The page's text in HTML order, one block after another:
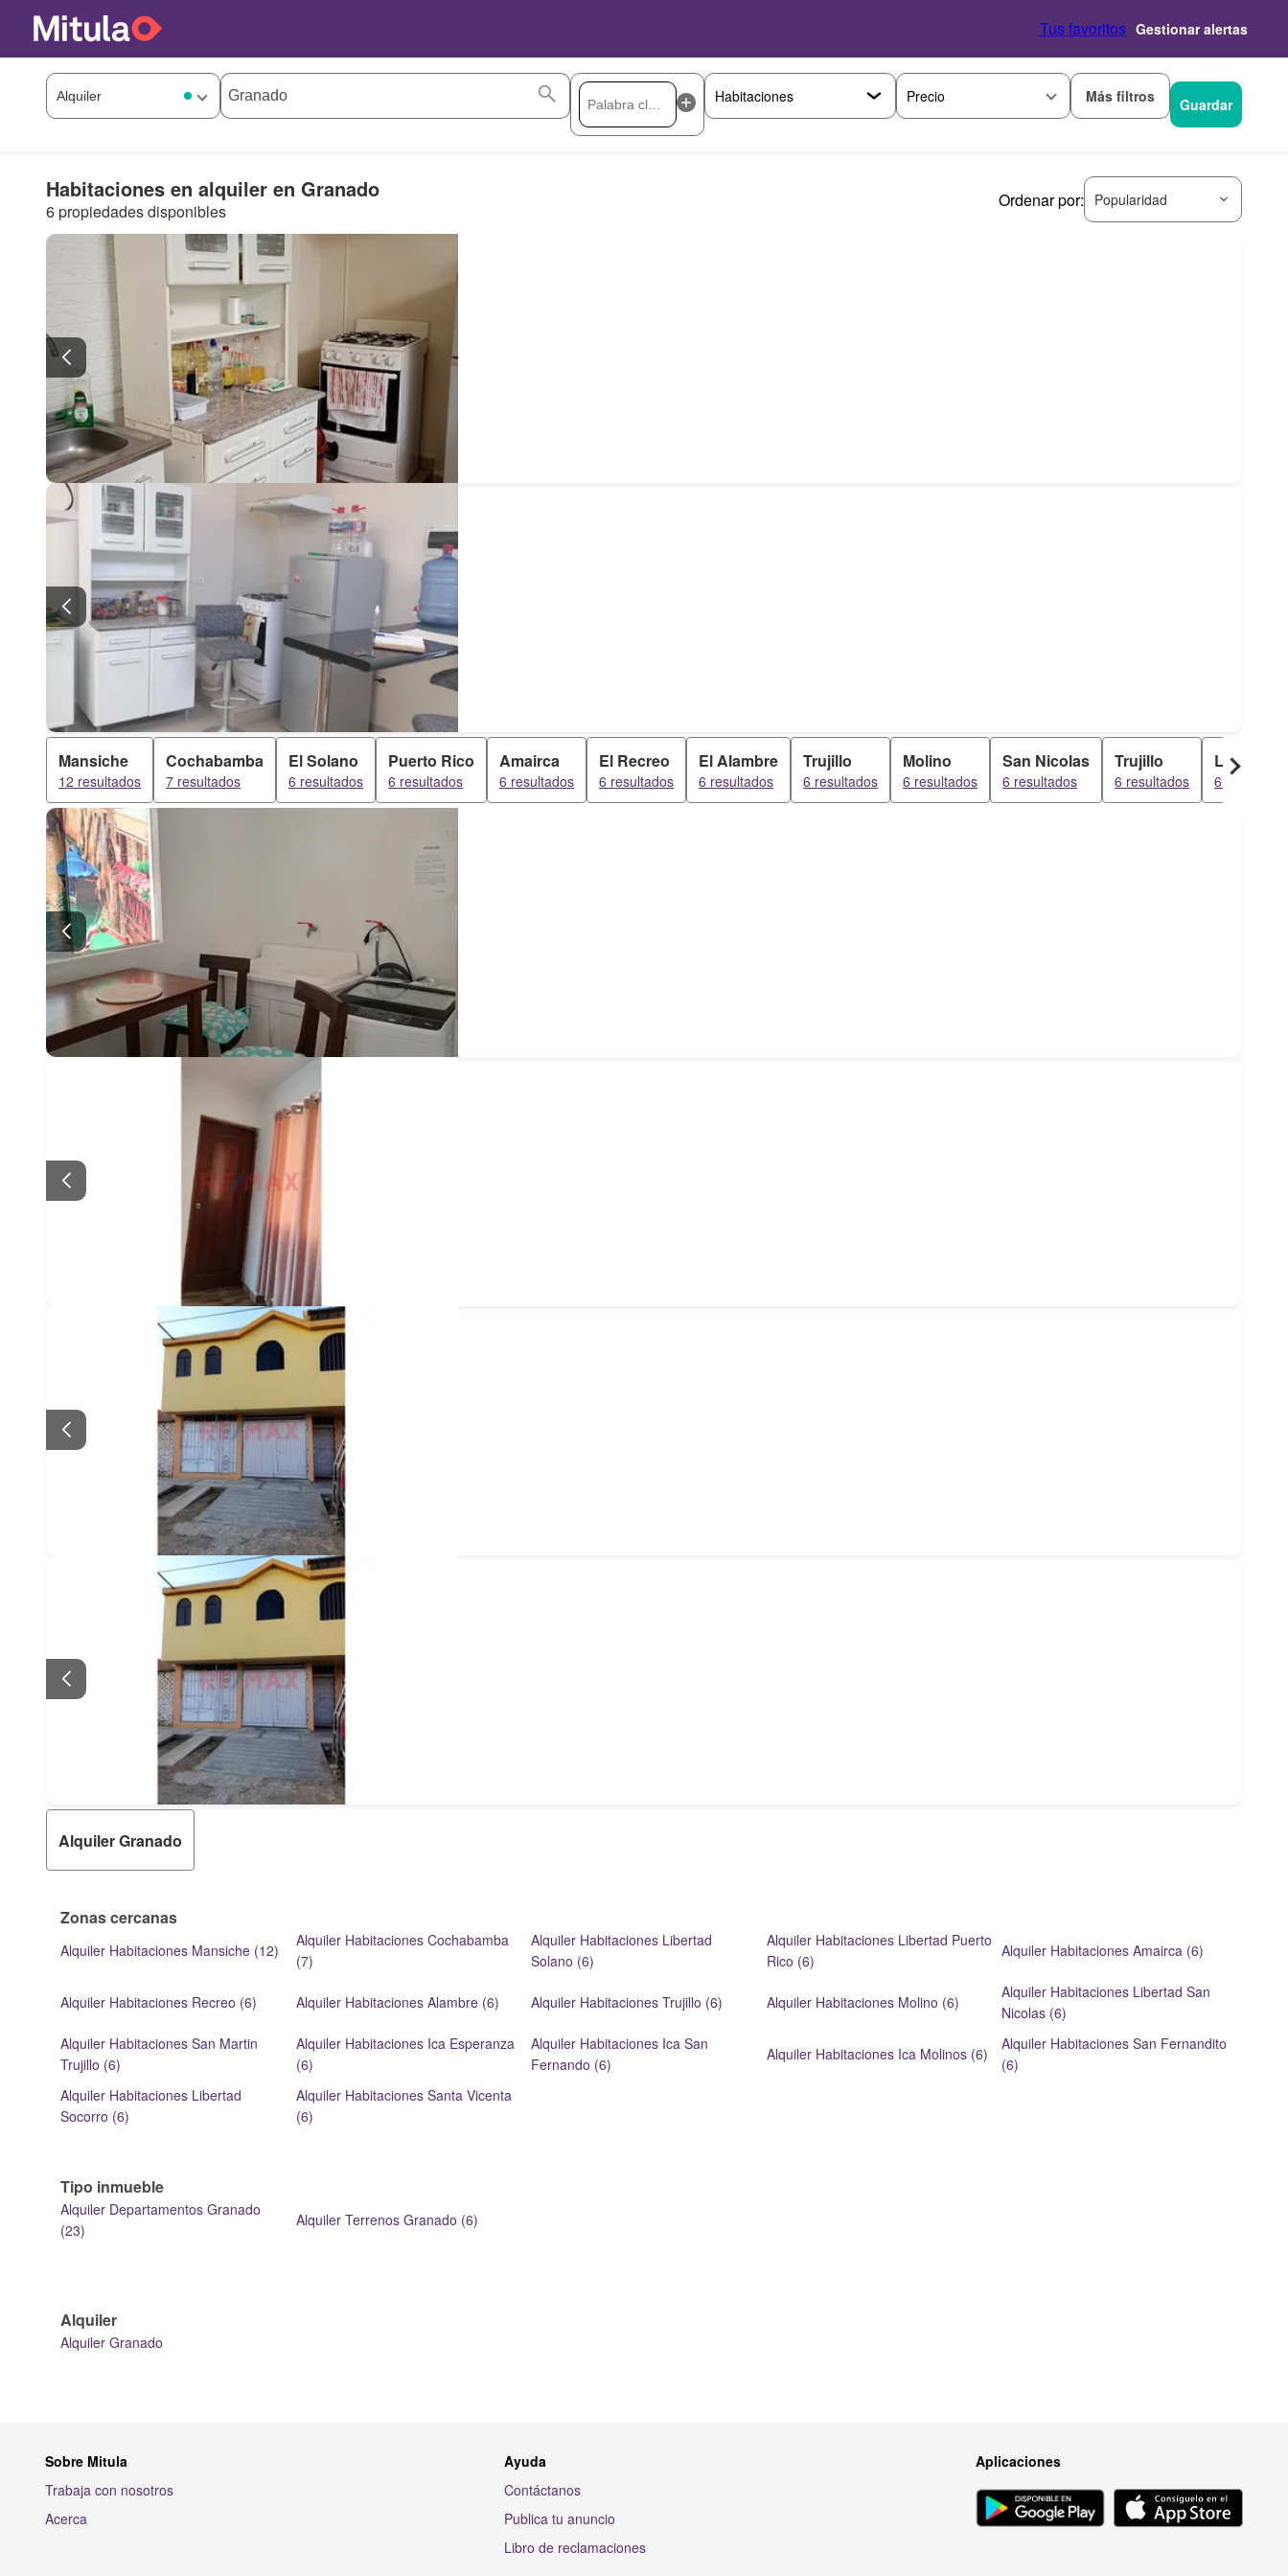
Tus favoritos Gestionar alertas
Precio Más filtros Guardar
Habitaciones en alquiler en Granado
6 propiedades disponibles
Ordenar por: Popularidad
Mansiche
12 resultados
Cochabamba
7 resultados
El Solano
6 resultados
Puerto Rico
6 resultados
Amairca
6 resultados
El Recreo
6 resultados
El Alambre
6 resultados
Trujillo
6 resultados
Molino
6 resultados
San Nicolas
6 resultados
Trujillo
6 resultados
La
6 resultados
Alquiler Granado
Zonas cercanas
Alquiler Habitaciones Mansiche (12)
Alquiler Habitaciones Cochabamba
(7)
Alquiler Habitaciones Libertad
Solano (6)
Alquiler Habitaciones Libertad Puerto
Rico (6)
Alquiler Habitaciones Amairca (6)
Alquiler Habitaciones Recreo (6) Alquiler Habitaciones Alambre (6) Alquiler Habitaciones Trujillo (6) Alquiler Habitaciones Molino (6)
Alquiler Habitaciones Libertad San
Nicolas (6)
Alquiler Habitaciones San Martin
Trujillo (6)
Alquiler Habitaciones Ica Esperanza
(6)
Alquiler Habitaciones Ica San
Fernando (6)
Alquiler Habitaciones Ica Molinos (6)
Alquiler Habitaciones San Fernandito
(6)
Alquiler Habitaciones Libertad
Socorro (6)
Alquiler Habitaciones Santa Vicenta
(6)
Tipo inmueble
Alquiler Departamentos Granado
(23)
Alquiler Terrenos Granado (6)
Alquiler
Alquiler Granado
Sobre Mitula
Trabaja con nosotros
Acerca
Ayuda
Contáctanos
Publica tu anuncio
Libro de reclamaciones
Aplicaciones